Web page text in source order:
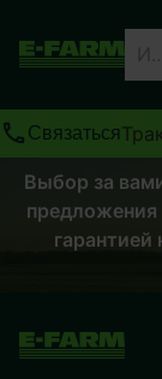
Связаться
Выбор за
предложения